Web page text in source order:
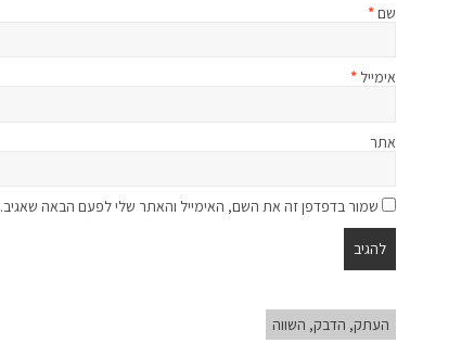
שם*
אימייל *
אתר
שמור בדפדפן זה את השם, האימייל והאתר שלי לפעם הבאה שאגיב.
העתק, הדבק, השווה